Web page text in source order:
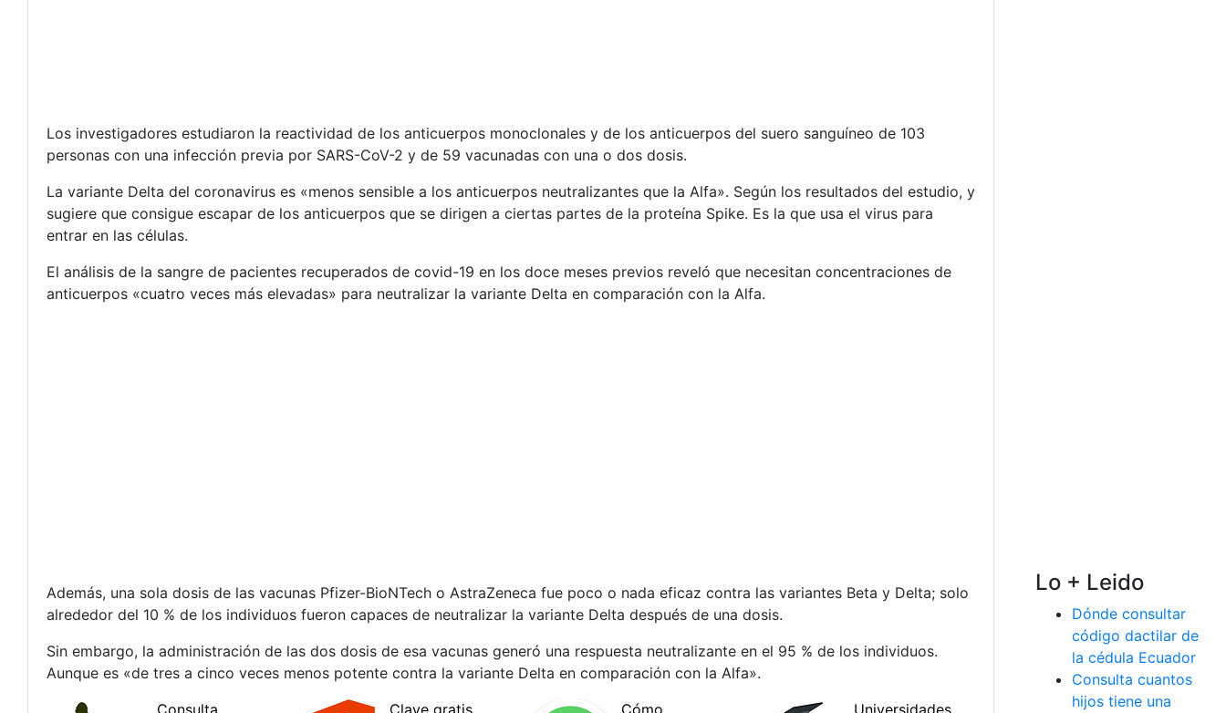
Los investigadores estudiaron la reactividad de los anticuerpos monoclonales y de los anticuerpos del suero sanguíneo de 103
personas con una infección previa por SARS-CoV-2 y de 59 vacunadas con una o dos dosis.
La variante Delta del coronavirus es «menos sensible a los anticuerpos neutralizantes que la Alfa». Según los resultados del estudio, y
sugiere que consigue escapar de los anticuerpos que se dirigen a ciertas partes de la proteína Spike. Es la que usa el virus para
entrar en las células.
El análisis de la sangre de pacientes recuperados de covid-19 en los doce meses previos reveló que necesitan concentraciones de
anticuerpos «cuatro veces más elevadas» para neutralizar la variante Delta en comparación con la Alfa.
Además, una sola dosis de las vacunas Pfizer-BioNTech o AstraZeneca fue poco o nada eficaz contra las variantes Beta y Delta; solo
alrededor del 10 % de los individuos fueron capaces de neutralizar la variante Delta después de una dosis.
Sin embargo, la administración de las dos dosis de esa vacunas generó una respuesta neutralizante en el 95 % de los individuos.
Aunque es «de tres a cinco veces menos potente contra la variante Delta en comparación con la Alfa».
Lo + Leido
Dónde consultar
código dactilar de
la cédula Ecuador
Consulta cuantos
hijos tiene una